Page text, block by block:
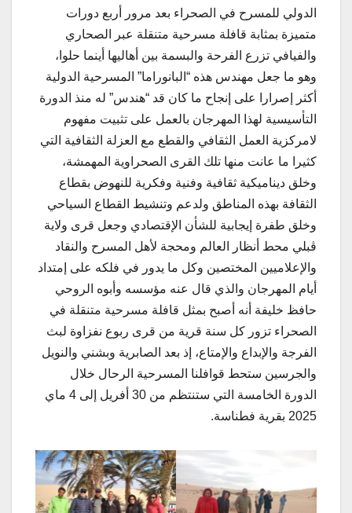
الدولي للمسرح في الصحراء بعد مرور أربع دورات
متميزة بمثابة قافلة مسرحية متنقلة عبر الصحاري
والفيافي تزرع الفرحة والبسمة بين أهاليها أينما حلوا،
وهو ما جعل مهندس هذه “البانوراما” المسرحية الدولية
أكثر إصرارا على إنجاح ما كان قد “هندس” له منذ الدورة
التأسيسية لهذا المهرجان بالعمل على تثبيت مفهوم
لامركزية العمل الثقافي والقطع مع العزلة الثقافية التي
كثيرا ما عانت منها تلك القرى الصحراوية المهمشة،
وخلق ديناميكية ثقافية وفنية وفكرية للنهوض بقطاع
الثقافة بهذه المناطق ولدعم وتنشيط القطاع السياحي
وخلق طفرة إيجابية للشأن الإقتصادي وجعل قرى ولاية
ڨبلي محط أنظار العالم ومحجة لأهل المسرح والنقاد
والإعلاميين المختصين وكل ما يدور في فلكه على إمتداد
أيام المهرجان والذي قال عنه مؤسسه وأبوه الروحي
حافظ خليفة أنه أصبح بمثل قافلة مسرحية متنقلة في
الصحراء تزور كل سنة قرية من قرى ربوع نفزاوة لبث
الفرجة والإبداع والإمتاع، إذ بعد الصابرية وبشني والنويل
والجرسين ستحط قوافلنا المسرحية الرحال خلال
الدورة الخامسة التي ستنتظم من 30 أفريل إلى 4 ماي
2025 بقرية فطناسة.